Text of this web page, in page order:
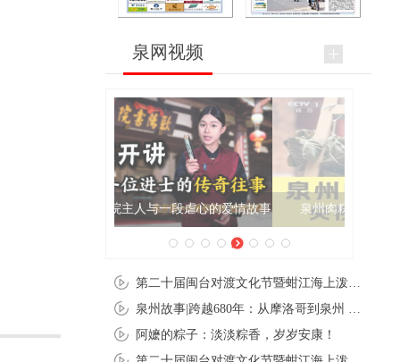
泉网视频
泉州肉粽亮相央视《新闻联播》
阿嬷的粽子：淡淡粽香，岁岁安康！